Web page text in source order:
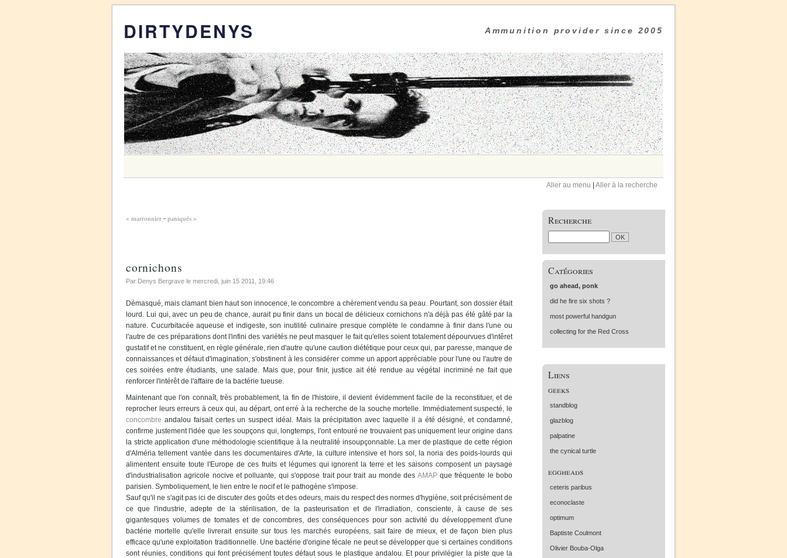
DIRTYDENYS Ammunition provider since 2005
Aller au menu |Aller à la recherche
« marronnier - paniqués »
cornichons
Par Denys Bergrave lemercredi, juin 15 2011 , 19:46
Démasqué, mais clamant bien haut son innocence, le concombre a chèrement vendu sa peau. Pourtant, son dossier était
lourd. Lui qui, avec un peu de chance, aurait pu finir dans un bocal de délicieux cornichons n'a déjà pas été gâté par la
nature. Cucurbitacée aqueuse et indigeste, son inutilité culinaire presque complète le condamne à finir dans l'une ou
l'autre de ces préparations dont l'infini des variétés ne peut masquer le fait qu'elles soient totalement dépourvues d'intêret
gustatif et ne constituent, en règle générale, rien d'autre qu'une caution diététique pour ceux qui, par paresse, manque de
connaissances et défaut d'imagination, s'obstinent à les considérer comme un apport appréciable pour l'une ou l'autre de
ces soirées entre étudiants, une salade. Mais que, pour finir, justice ait été rendue au végétal incriminé ne fait que
renforcer l'intérêt de l'affaire de la bactérie tueuse.
Maintenant que l'on connaît, très probablement, la fin de l'histoire, il devient évidemment facile de la reconstituer, et de
reprocher leurs erreurs à ceux qui, au départ, ont erré à la recherche de la souche mortelle. Immédiatement suspecté, le
concombre andalou faisait certes un suspect idéal. Mais la précipitation avec laquelle il a été désigné, et condamné,
confirme justement l'idée que les soupçons qui, longtemps, l'ont entouré ne trouvaient pas uniquement leur origine dans
la stricte application d'une méthodologie scientifique à la neutralité insoupçonnable. La mer de plastique de cette région
d'Alméria tellement vantée dans les documentaires d'Arte, la culture intensive et hors sol, la noria des poids-lourds qui
alimentent ensuite toute l'Europe de ces fruits et légumes qui ignorent la terre et les saisons composent un paysage
d'industrialisation agricole nocive et polluante, qui s'oppose trait pour trait au monde des AMAPque fréquente le bobo
parisien. Symboliquement, le lien entre le nocif et le pathogène s'impose.
Sauf qu'il ne s'agit pas ici de discuter des goûts et des odeurs, mais du respect des normes d'hygiène, soit précisément de
ce que l'industrie, adepte de la stérilisation, de la pasteurisation et de l'irradiation, consciente, à cause de ses
gigantesques volumes de tomates et de concombres, des conséquences pour son activité du développement d'une
bactérie mortelle qu'elle livrerait ensuite sur tous les marchés européens, sait faire de mieux, et de façon bien plus
efficace qu'une exploitation traditionnelle. Une bactérie d'origine fécale ne peut se développer que si certaines conditions
sont réunies, conditions qui font précisément toutes défaut sous le plastique andalou. Et pour privilégier la piste que la
Recherche
Catégories
go ahead, ponk
did he fire six shots ?
most powerful handgun
collecting for the Red Cross
Liens
geeks
standblog
glazblog
palpatine
the cynical turtle
eggheads
ceteris paribus
econoclaste
optimum
Baptiste Coulmont
Olivier Bouba-Olga